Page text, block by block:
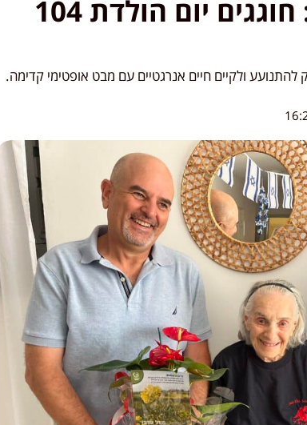
מועצה אזורית יואב: חוגגים יום הולדת 104
ולקיים חיים אנרגטיים עם מבט אופטימי קדימה.